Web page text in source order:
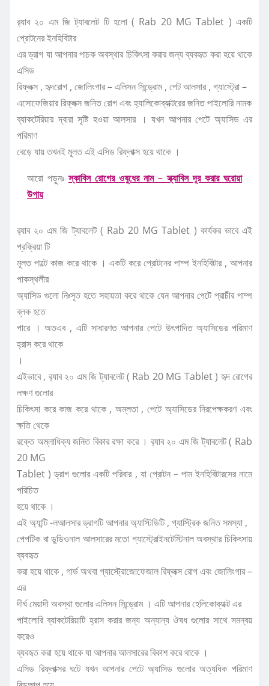
র‍্যাব ২০ এম জি ট্যাবলেট টি হলো ( Rab 20 MG Tablet ) একটি
প্রোটনের ইনহিবিটার
এর ড্রাগ যা আপনার পাচক অবস্থার চিকিৎসা করার জন্য ব্যবহৃত করা হয়ে থাকে
এসিড
রিফ্লক্স , হৃদরোগ , জোলিংগার – এলিসন সিন্ড্রোম , পেট আলসার , গ্যাস্ট্রো –
এসোফেজিয়ার রিফ্লক্স জনিত রোগ এবং হ্যালিকোব্যাক্টরের জনিত পাইলোরি নামক
ব্যাকটেরিয়ার দ্বারা সৃষ্টি হওয়া আলসার । যখন আপনার পেটে অ্যাসিড এর
পরিমাণ
বেড়ে যায় তখনই মূলত এই এসিড রিফ্লাক্স হয়ে থাকে ।
আরো পড়ুনঃস্কাবিস রোগের ওষুধের নাম – স্ক্যাবিস দূর করার ঘরোয়া
উপায়
র‍্যাব ২০ এম জি ট্যাবলেট ( Rab 20 MG Tablet ) কার্যকর ভাবে এই
প্রক্রিয়া টি
মূলত পাল্টে কাজ করে থাকে । একটি করে প্রোটনের পাম্প ইনহিবিটার , আপনার
পাকস্থলীর
অ্যাসিড গুলো নিঃসৃত হতে সহায়তা করে থাকে যেন আপনার পেটে প্রাচীর পাম্প
ব্লক হতে
পারে । অতএব , এটি সাধারণত আপনার পেটে উৎপাদিত অ্যাসিডের পরিমাণ
হ্রাস করে থাকে
।
এইভাবে , র‍্যাব ২০ এম জি ট্যাবলেট ( Rab 20 MG Tablet ) হৃদ রোগের
লক্ষণ গুলোর
চিকিৎসা করে কাজ করে থাকে , অম্লতা , পেটে অ্যাসিডের নিরপেক্ষকরণ এবং
ক্ষতি থেকে
রক্তে অম্লাধিক্য জনিত বিকার রক্ষা করে । র‍্যাব ২০ এম জি ট্যাবলেট ( Rab
20 MG
Tablet ) ড্রাগ গুলোর একটি পরিবার , যা প্রোটন – পাম ইনহিবিটারসের নামে
পরিচিত
হয়ে থাকে ।
এই অ্যান্টি -লআলসার ড্রাগটি আপনার অ্যাস্টিডিটি , গ্যাস্ট্রিক জনিত সমস্যা ,
পেপটিক বা ডুডিওনাল আলসারের মতো গ্যাস্ট্রোইনটেস্টিনাল অবস্থার চিকিৎসায়
ব্যবহৃত
করা হয়ে থাকে , গার্ড অথবা গ্যাস্ট্রোজোফেজাল রিফ্লক্স রোগ এবং জোলিংগার –
এর
দীর্ঘ মেয়াদী অবস্থা গুলোর এলিসন সিন্ড্রোম । এটি আপনার হেলিকোব্যাক্ট এর
পাইলোরি ব্যাকটেরিয়াটি হ্রাস করার জন্য অন্যান্য ঔষধ গুলোর সাথে সমন্বয়
করেও
ব্যবহৃত করা হয়ে থাকে যা আপনার আলসারের বিকাশ করে থাকে ।
এসিড রিফ্লাক্সর ঘটে যখন আপনার পেটে অ্যাসিড গুলোর অত্যধিক পরিমাণ